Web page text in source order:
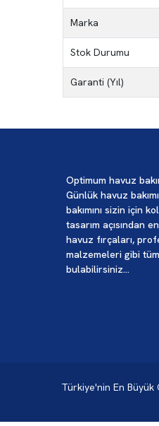
Marka
Stok Durumu
Garanti (Yıl)
Optimum havuz
Günlük havuz
bakımını sizin için
tasarım açısından
havuz fırçaları,
malzemeleri gibi tüm
bulabilirsiniz...
Türkiye'nin En